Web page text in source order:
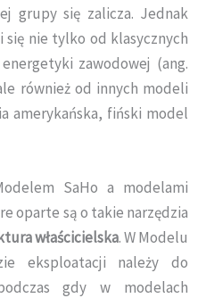
grupy się zalicza. Jednak
się nie tylko od klasycznych
zawodowej (ang.
również od innych modeli
amerykańska, fiński model
SaHo a modelami
oparte są o takie narzędzia
właścicielska. W Modelu
eksploatacji należy do
gdy w modelach